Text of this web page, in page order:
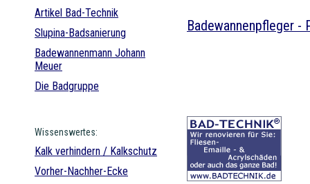
Artikel Bad-Technik
Slupina-Badsanierung
Badewannenmann Johann
Meuer
Die Badgruppe
Wissenswertes:
Kalk verhindern / Kalkschutz
Vorher-Nachher-Ecke
Badewannenpfleger -